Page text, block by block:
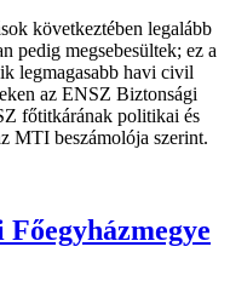
következtében legalább
pedig megsebesültek; ez a
legmagasabb havi civil
az ENSZ Biztonsági
főtitkárának politikai és
MTI beszámolója szerint.